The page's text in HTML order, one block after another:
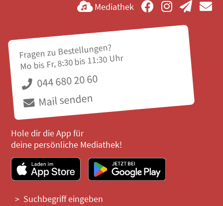
Mediathek
Fragen zu Bestellungen?
Mo bis Fr, 8:30 bis 11:30 Uhr
044 680 20 60
Mail senden
Hole dir die App für
deine persönliche Mediathek!
Suchbegriff eingeben